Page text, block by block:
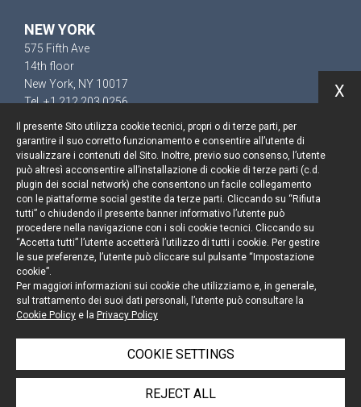
NEW YORK
575 Fifth Ave
14th floor
New York, NY 10017
Tel. +1 212 203 0256
Keep up to date
Cookie policy
Information Notice
Legal notices
Credits
© Portolano Cavallo Studio Legale 2026, all rights
Il presente Sito utilizza cookie tecnici, propri o di terze parti, per
garantire il suo corretto funzionamento e consentire all’utente di
visualizzare i contenuti del Sito. Inoltre, previo suo consenso, l’utente
può altresì acconsentire all’installazione di cookie di terze parti (c.d.
plugin dei social network) che consentono un facile collegamento
con le piattaforme social gestite da terze parti. Cliccando su “Rifiuta
tutti” o chiudendo il presente banner informativo l’utente può
procedere nella navigazione con i soli cookie tecnici. Cliccando su
“Accetta tutti” l’utente accetterà l’utilizzo di tutti i cookie. Per gestire
le sue preferenze, l’utente può cliccare sul pulsante “Impostazione
cookie”.
Per maggiori informazioni sui cookie che utilizziamo e, in generale,
sul trattamento dei suoi dati personali, l’utente può consultare la
Cookie Policy e la Privacy Policy
COOKIE SETTINGS
REJECT ALL
X